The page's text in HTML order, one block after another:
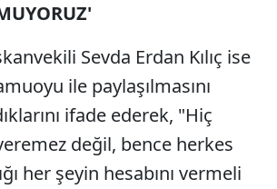
Sevda Erdan Kılıç ise
ile paylaşılmasını
ifade ederek, "Hiç
değil, bence herkes
her şeyin hesabını vermeli